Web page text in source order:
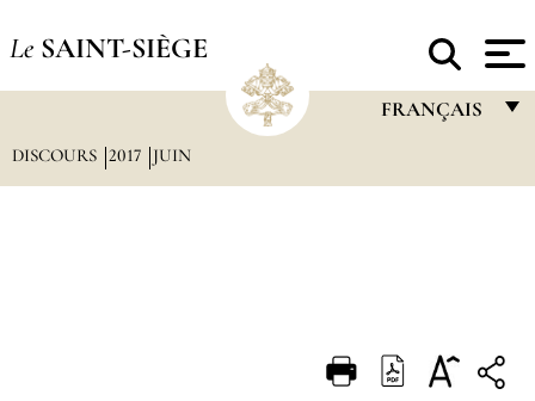
Le SAINT-SIÈGE
FRANÇAIS
DEUTSCH
DISCOURS 2017 JUIN